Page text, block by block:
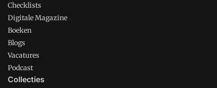
Checklists
Digitale Magazine
Boeken
Blogs
Vacatures
Podcast
Collecties